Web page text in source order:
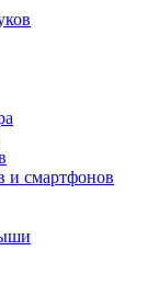
и смартфонов